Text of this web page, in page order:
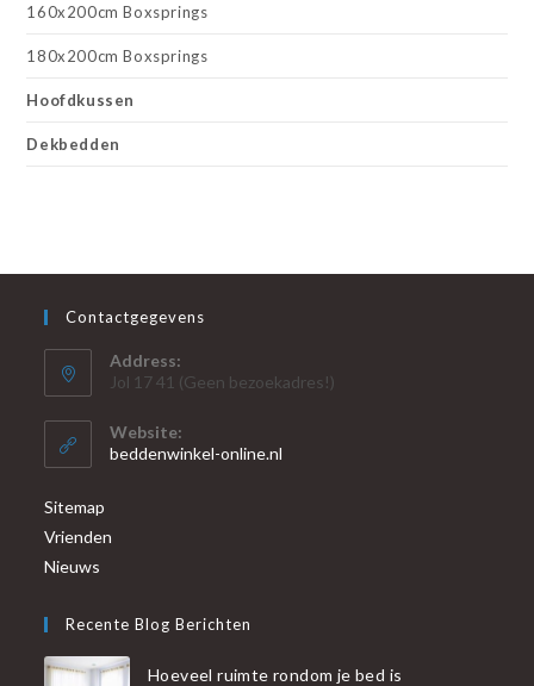
160x200cm Boxsprings
180x200cm Boxsprings
Hoofdkussen
Dekbedden
Contactgegevens
Address:
Jol 17 41 (Geen bezoekadres!)
Website:
beddenwinkel-online.nl
Sitemap
Vrienden
Nieuws
Recente Blog Berichten
Hoeveel ruimte rondom je bed is